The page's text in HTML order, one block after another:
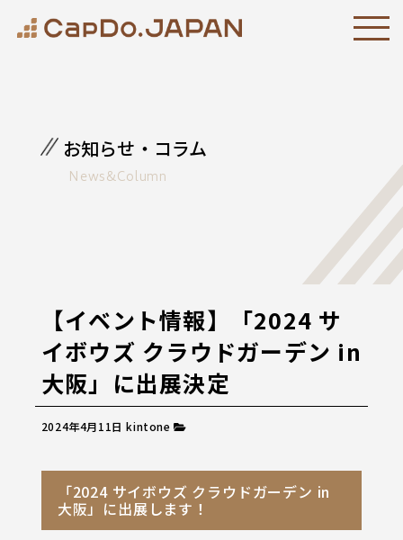
お知らせ・コラム
News&Column
【イベント情報】「2024 サ
イボウズ クラウドガーデン in
大阪」に出展決定
2024年4月11日kintone
「2024 サイボウズ クラウドガーデン in
大阪」に出展します！